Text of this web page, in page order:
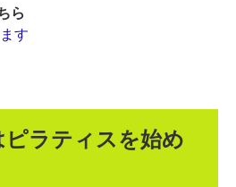
ら
す
ラティスを始め